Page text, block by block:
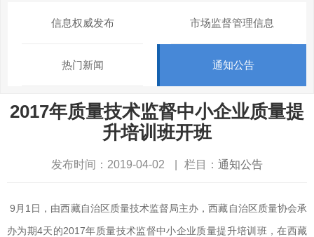
信息权威发布 市场监督管理信息
热门新闻 通知公告
2017年质量技术监督中小企业质量提
升培训班开班
发布时间：2019-04-02 栏目： 通知公告
9月1日，由西藏自治区质量技术监督局主办，西藏自治区质量协会承
办为期4天的2017年质量技术监督中小企业质量提升培训班，在西藏